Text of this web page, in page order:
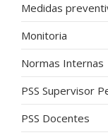
Medidas
Monitoria
Normas Internas
PSS Supervisor
PSS Docentes